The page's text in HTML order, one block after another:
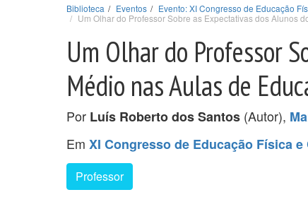
Biblioteca Eventos
Evento: XI Congresso de Educação
Um Olhar do Professor Sobre as Expectativas dos Alunos
Um Olhar do Professor
Médio nas Aulas de
Por Luís Roberto dos Santos (Autor),
Em XI Congresso de Educação Física
Professor